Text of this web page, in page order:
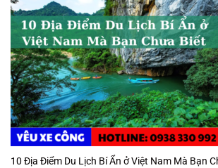
10 Địa Điểm Du Lịch Bí Ẩn ở Việt Nam Mà Bạn